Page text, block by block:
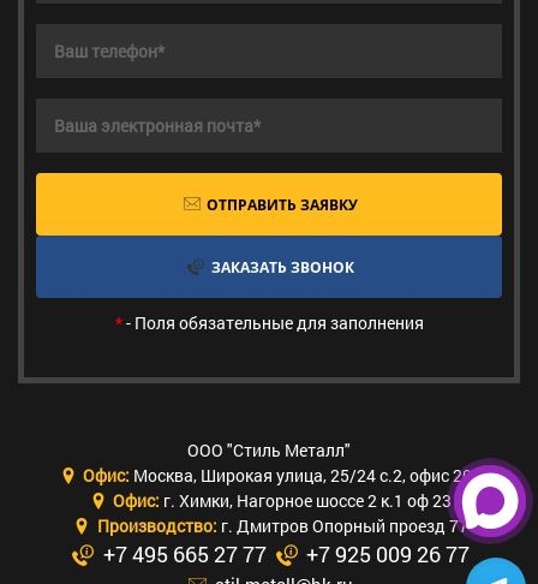
ОТПРАВИТЬ ЗАЯВКУ
ЗАКАЗАТЬ ЗВОНОК
*- Поля обязательные для заполнения
ООО "Стиль Металл"
Офис: Москва, Широкая улица, 25/24 с.2, офис 205
Офис: г. Химки, Нагорное шоссе 2 к.1 оф 23
Производство: г. Дмитров Опорный проезд 77
+7 495 665 27 77 +7 925 009 26 77